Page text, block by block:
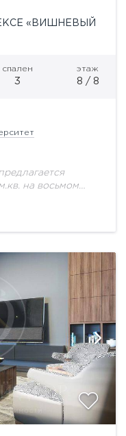
«ВИШНЕВЫЙ
спален
3
этаж
8 / 8
на восьмом
8 до 12 этажей и...